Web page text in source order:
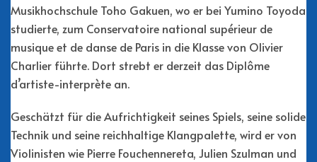
Musikhochschule Toho Gakuen, wo er bei Yumino Toyoda
studierte, zum Conservatoire national supérieur de
musique et de danse de Paris in die Klasse von Olivier
Charlier führte. Dort strebt er derzeit das Diplôme
d’artiste-interprète an.
Geschätzt für die Aufrichtigkeit seines Spiels, seine solide
Technik und seine reichhaltige Klangpalette, wird er von
Violinisten wie Pierre Fouchennereta, Julien Szulman und